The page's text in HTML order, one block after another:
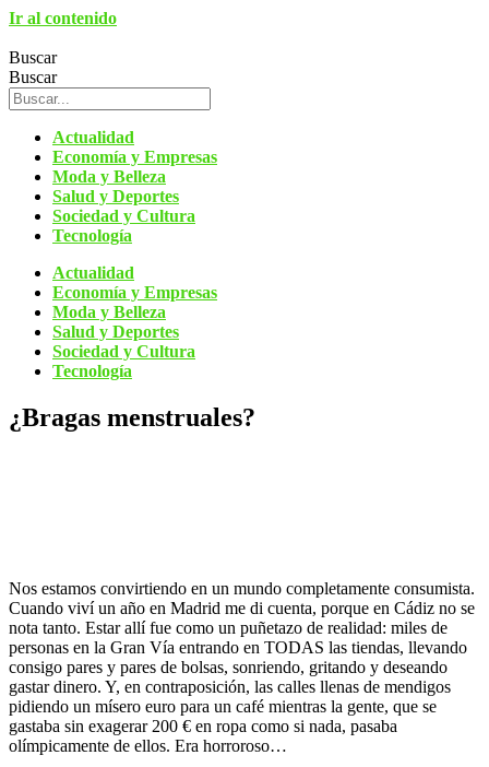
Ir al contenido
Buscar
Buscar
Actualidad
Economía y Empresas
Moda y Belleza
Salud y Deportes
Sociedad y Cultura
Tecnología
Actualidad
Economía y Empresas
Moda y Belleza
Salud y Deportes
Sociedad y Cultura
Tecnología
¿Bragas menstruales?
Nos estamos convirtiendo en un mundo completamente consumista.
Cuando viví un año en Madrid me di cuenta, porque en Cádiz no se
nota tanto. Estar allí fue como un puñetazo de realidad: miles de
personas en la Gran Vía entrando en TODAS las tiendas, llevando
consigo pares y pares de bolsas, sonriendo, gritando y deseando
gastar dinero. Y, en contraposición, las calles llenas de mendigos
pidiendo un mísero euro para un café mientras la gente, que se
gastaba sin exagerar 200 € en ropa como si nada, pasaba
olímpicamente de ellos. Era horroroso…